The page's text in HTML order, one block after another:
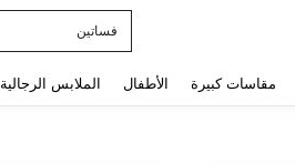
فساتين
مقاسات كبيرة الأطفال الملابس الرجالية